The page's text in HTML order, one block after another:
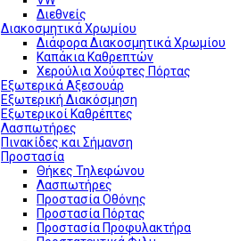
Διεθνείς
Διακοσμητικά Χρωμίου
Διάφορα Διακοσμητικά Χρωμίου
Καπάκια Καθρεπτών
Χερούλια Χούφτες Πόρτας
Εξωτερικά Αξεσουάρ
Εξωτερική Διακόσμηση
Εξωτερικοί Καθρέπτες
Λασπωτήρες
Πινακίδες και Σήμανση
Προστασία
Θήκες Τηλεφώνου
Λασπωτήρες
Προστασία Οθόνης
Προστασία Πόρτας
Προστασία Προφυλακτήρα